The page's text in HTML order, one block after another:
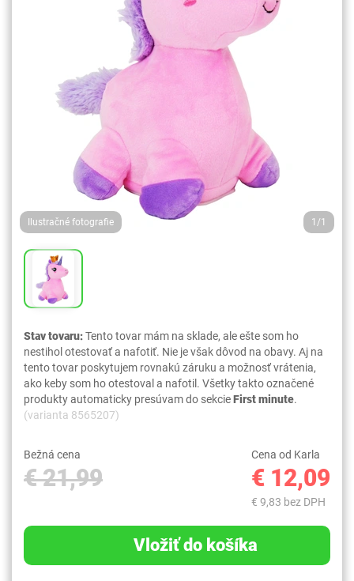
Ilustračné fotografie 1/1
Stav tovaru:Tento tovar mám na sklade, ale ešte som ho
nestihol otestovať a nafotiť. Nie je však dôvod na obavy. Aj na
tento tovar poskytujem rovnakú záruku a možnosť vrátenia,
ako keby som ho otestoval a nafotil. Všetky takto označené
produkty automaticky presúvam do sekcieFirst minute.
(varianta 8565207)
Bežná cena
€ 21,99
Cena od Karla
€ 12,09
€ 9,83 bez DPH
Vložiť do košíka